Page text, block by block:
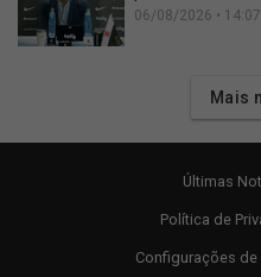
06/08/2026 • 14:07
Mais
Últimas
Política de
Configurações